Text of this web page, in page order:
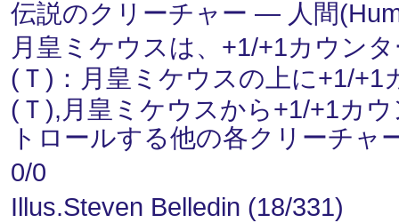
伝説のクリーチャー ― 人間
月皇ミケウスは、+1/+1カウン
(Ｔ)：月皇ミケウスの上に+1/+1
(Ｔ),月皇ミケウスから+1/+1カ
トロールする他の各クリーチャ
0/0
Illus.Steven Belledin (18/331)